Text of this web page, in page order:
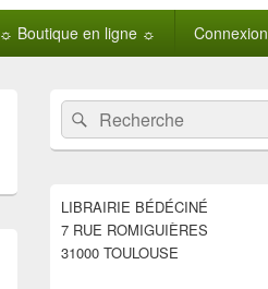
☼ Boutique en ligne ☼ Connexion
Zone
principale
de
widget
barre
latérale
Recherche :Rechercher
LIBRAIRIE BÉDÉCINÉ
7 RUE ROMIGUIÈRES
31000 TOULOUSE